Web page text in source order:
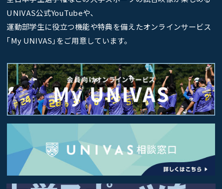
UNIVAS公式YouTubeや、
運動部学生に役立つ機能や特典を備えたオンラインサービス
｢My UNIVAS｣をご用意しています。